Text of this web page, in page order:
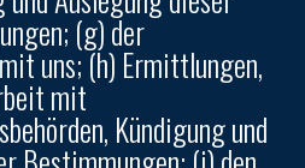
(g) der
uns; (h) Ermittlungen,
mit
Kündigung und